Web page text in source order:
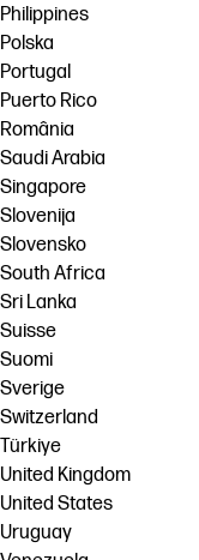
Philippines
Polska
Portugal
Puerto Rico
România
Saudi Arabia
Singapore
Slovenija
Slovensko
South Africa
Sri Lanka
Suisse
Suomi
Sverige
Switzerland
Türkiye
United Kingdom
United States
Uruguay